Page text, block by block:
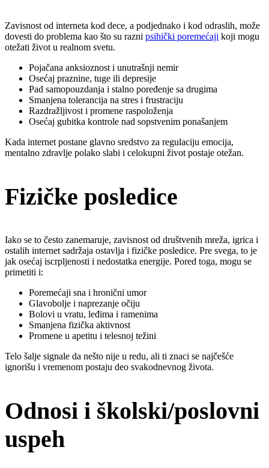
Zavisnost od interneta kod dece, a podjednako i kod odraslih, može
dovesti do problema kao što su razni psihički poremećaji koji mogu
otežati život u realnom svetu.
Pojačana anksioznost i unutrašnji nemir
Osećaj praznine, tuge ili depresije
Pad samopouzdanja i stalno poređenje sa drugima
Smanjena tolerancija na stres i frustraciju
Razdražljivost i promene raspoloženja
Osećaj gubitka kontrole nad sopstvenim ponašanjem
Kada internet postane glavno sredstvo za regulaciju emocija,
mentalno zdravlje polako slabi i celokupni život postaje otežan.
Fizičke posledice
Iako se to često zanemaruje, zavisnost od društvenih mreža, igrica i
ostalih internet sadržaja ostavlja i fizičke posledice. Pre svega, to je
jak osećaj iscrpljenosti i nedostatka energije. Pored toga, mogu se
primetiti i:
Poremećaji sna i hronični umor
Glavobolje i naprezanje očiju
Bolovi u vratu, leđima i ramenima
Smanjena fizička aktivnost
Promene u apetitu i telesnoj težini
Telo šalje signale da nešto nije u redu, ali ti znaci se najčešće
ignorišu i vremenom postaju deo svakodnevnog života.
Odnosi i školski/poslovni
uspeh